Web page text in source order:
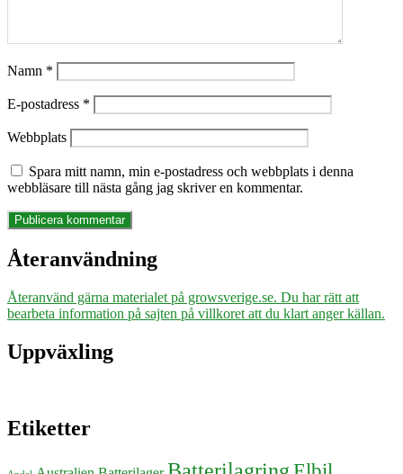
Namn *
E-postadress *
Webbplats
Spara mitt namn, min e-postadress och webbplats i denna
webbläsare till nästa gång jag skriver en kommentar.
Återanvändning
Återanvänd gärna materialet på growsverige.se. Du har rätt att
bearbeta information på sajten på villkoret att du klart anger källan.
Uppväxling
Etiketter